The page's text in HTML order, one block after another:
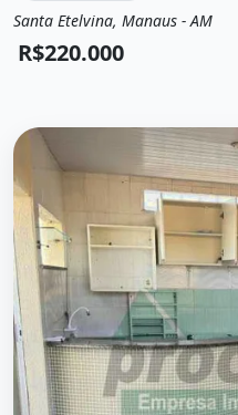
Venda
Apartamento
Santa Etelvina, Manaus - AM
R$220.000